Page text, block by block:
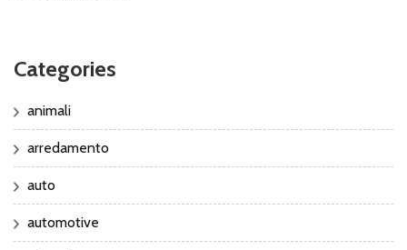
Categories
animali
arredamento
auto
automotive